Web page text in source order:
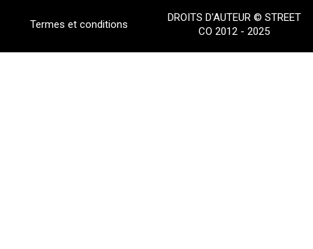
Termes et conditions
DROITS D'AUTEUR © STREET
CO 2012 - 2025